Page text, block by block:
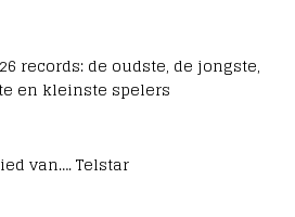
records: de oudste, de jongste,
en kleinste spelers
van…. Telstar